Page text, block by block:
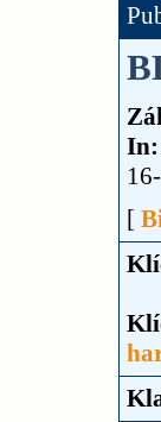
In:
[